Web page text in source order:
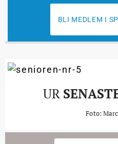
BLI MEDLEM I
UR
Foto: